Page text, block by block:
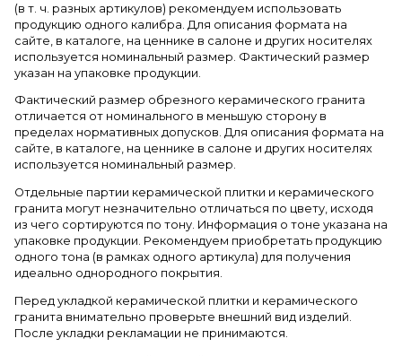
(в т. ч. разных артикулов) рекомендуем использовать
продукцию одного калибра. Для описания формата на
сайте, в каталоге, на ценнике в салоне и других носителях
используется номинальный размер. Фактический размер
указан на упаковке продукции.
Фактический размер обрезного керамического гранита
отличается от номинального в меньшую сторону в
пределах нормативных допусков. Для описания формата на
сайте, в каталоге, на ценнике в салоне и других носителях
используется номинальный размер.
Отдельные партии керамической плитки и керамического
гранита могут незначительно отличаться по цвету, исходя
из чего сортируются по тону. Информация о тоне указана на
упаковке продукции. Рекомендуем приобретать продукцию
одного тона (в рамках одного артикула) для получения
идеально однородного покрытия.
Перед укладкой керамической плитки и керамического
гранита внимательно проверьте внешний вид изделий.
После укладки рекламации не принимаются.